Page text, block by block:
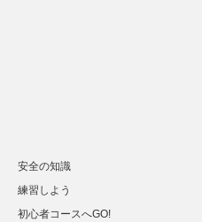
安全の知識
練習しよう
初心者コースへGO!